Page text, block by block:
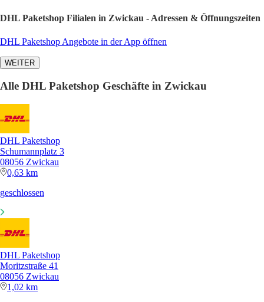
DHL Paketshop Filialen in Zwickau - Adressen & Öffnungszeiten
DHL Paketshop Angebote in der App öffnen
WEITER
Alle DHL Paketshop Geschäfte in Zwickau
DHL Paketshop
Schumannplatz 3
08056 Zwickau
0,63 km
geschlossen
DHL Paketshop
Moritzstraße 41
08056 Zwickau
1,02 km